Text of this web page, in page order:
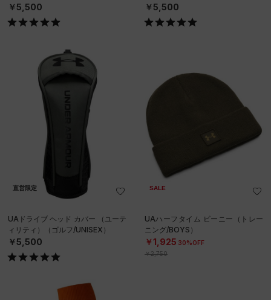
￥5,500 ￥5,500
直営限定
UAドライブ ヘッド カバー （ユーテ
ィリティ）（ゴルフ/UNISEX）
￥5,500
SALE
UAハーフタイム ビーニー（トレー
ニング/BOYS）
￥1,925 30%OFF
￥2,750